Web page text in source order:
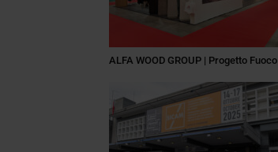
ALFA WOOD GROUP | Progetto Fuoco